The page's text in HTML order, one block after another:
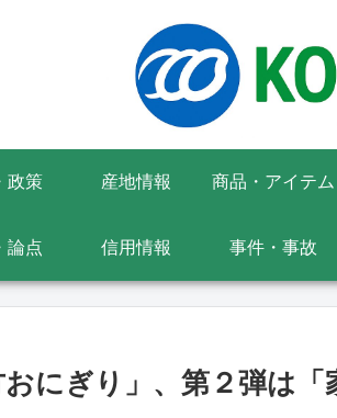
政策 産地情報 商品・アイテム
論点 信用情報 事件・事故
にぎり」、第２弾は「